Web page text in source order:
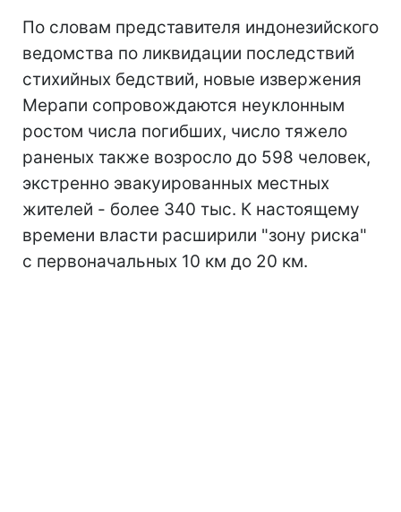
По словам представителя индонезийского
ведомства по ликвидации последствий
стихийных бедствий, новые извержения
Мерапи сопровождаются неуклонным
ростом числа погибших, число тяжело
раненых также возросло до 598 человек,
экстренно эвакуированных местных
жителей - более 340 тыс. К настоящему
времени власти расширили "зону риска"
с первоначальных 10 км до 20 км.